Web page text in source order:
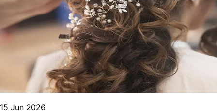
15 Jun 2026